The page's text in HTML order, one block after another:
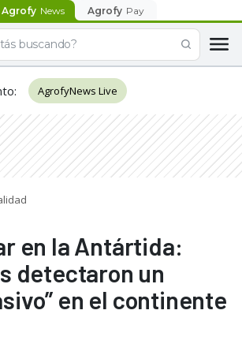
Agrofy News Agrofy Pay
: AgrofyNews Live
en la Antártida:
detectaron un
en el continente